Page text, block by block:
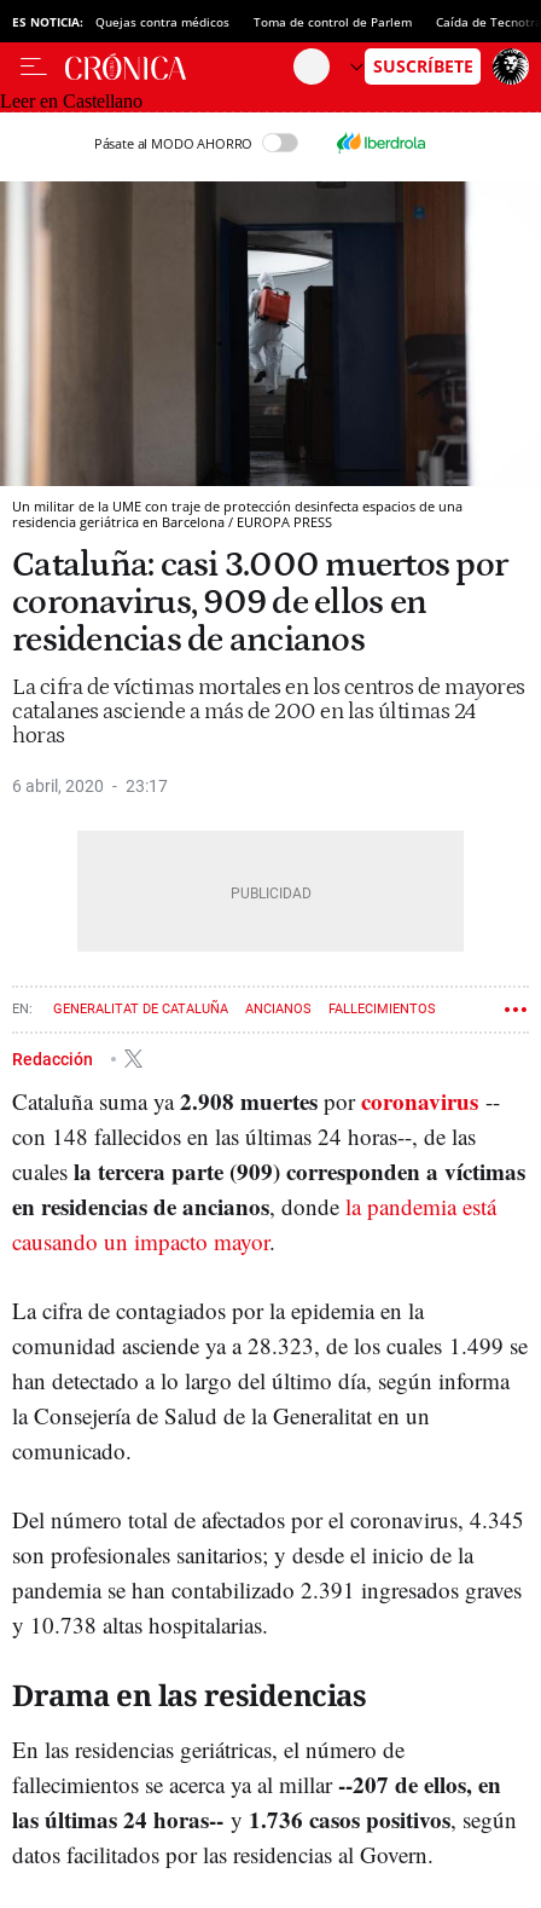
ES NOTICIA: Quejas contra médicos Toma de control de Parlem Caída de
Leer en Castellano
Pásate al MODO AHORRO
Un militar de la UME con traje de protección desinfecta espacios de una
residencia geriátrica en Barcelona / EUROPA PRESS
Cataluña: casi 3.000 muertos por
coronavirus, 909 de ellos en
residencias de ancianos
La cifra de víctimas mortales en los centros de mayores
catalanes asciende a más de 200 en las últimas 24
horas
6 abril, 2020 23:17
GENERALITAT DE CATALUÑA ANCIANOS FALLECIMIENTOS
RESIDENCIAS CORONAVIRUS
Redacción
Cataluña suma ya2.908 muertes porcoronavirus --
con 148 fallecidos en las últimas 24 horas--, de las
cuales la tercera parte (909) corresponden a víctimas
en residencias de ancianos, donde la pandemia está
causando un impacto mayor.
La cifra de contagiados por la epidemia en la
comunidad asciende ya a 28.323, de los cuales 1.499 se
han detectado a lo largo del último día, según informa
la Consejería de Salud de la Generalitat en un
comunicado.
Del número total de afectados por el coronavirus, 4.345
son profesionales sanitarios; y desde el inicio de la
pandemia se han contabilizado 2.391 ingresados graves
y 10.738 altas hospitalarias.
Drama en las residencias
En las residencias geriátricas, el número de
fallecimientos se acerca ya al millar--207 de ellos, en
las últimas 24 horas-- y 1.736 casos positivos, según
datos facilitados por las residencias al Govern.